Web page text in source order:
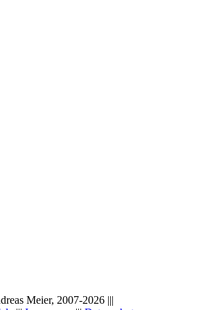
Meier, 2007-2026 |||